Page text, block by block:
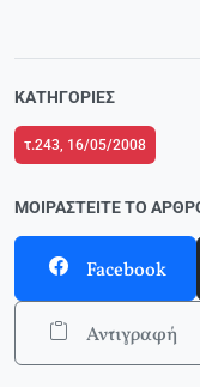
ΚΑΤΗΓΟΡΊΕΣ
τ.243, 16/05/2008
ΜΟΙΡΑΣΤΕΊΤΕ ΤΟ
Facebook
Αντιγραφή